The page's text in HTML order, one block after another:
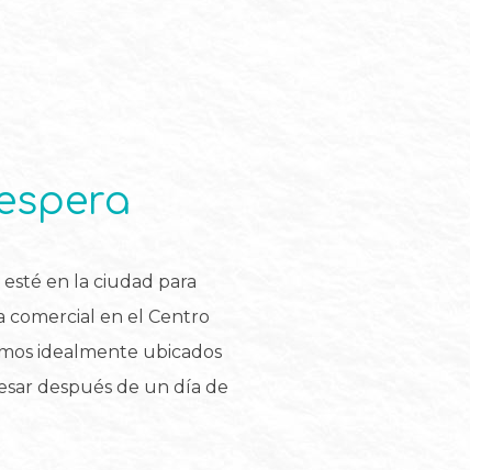
en la ciudad para
comercial en el Centro
idealmente ubicados
después de un día de